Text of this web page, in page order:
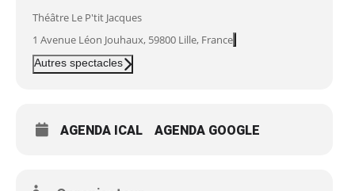
Théâtre Le P'tit Jacques
1 Avenue Léon Jouhaux, 59800 Lille, France
Autres spectacles
AGENDA ICAL AGENDA GOOGLE